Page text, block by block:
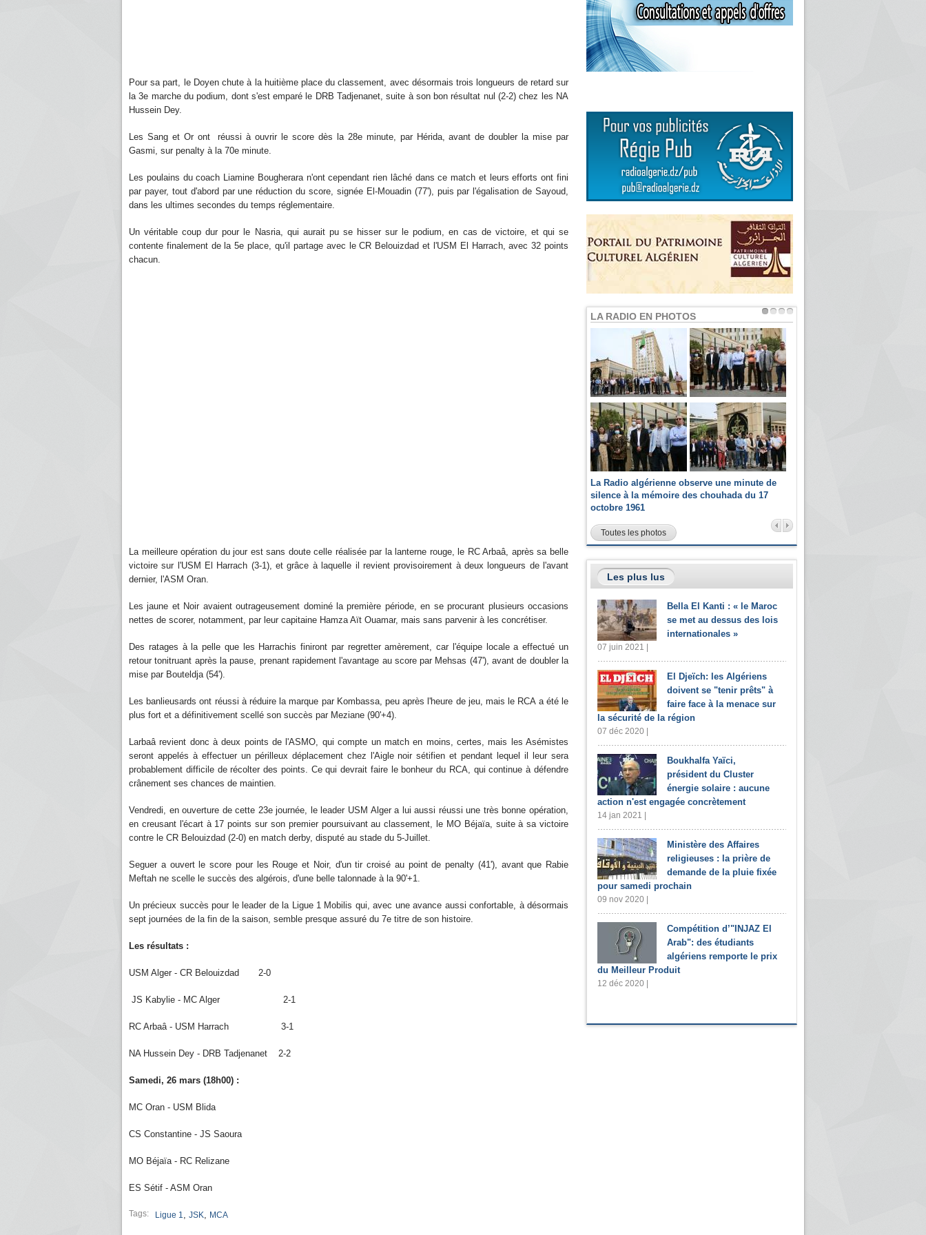
Pour sa part, le Doyen chute à la huitième place du classement, avec désormais trois longueurs de retard sur
la 3e marche du podium, dont s'est emparé le DRB Tadjenanet, suite à son bon résultat nul (2-2) chez les NA
Hussein Dey.
Les Sang et Or ont réussi à ouvrir le score dès la 28e minute, par Hérida, avant de doubler la mise par
Gasmi, sur penalty à la 70e minute.
Les poulains du coach Liamine Bougherara n'ont cependant rien lâché dans ce match et leurs efforts ont fini
par payer, tout d'abord par une réduction du score, signée El-Mouadin (77'), puis par l'égalisation de Sayoud,
dans les ultimes secondes du temps réglementaire.
Un véritable coup dur pour le Nasria, qui aurait pu se hisser sur le podium, en cas de victoire, et qui se
contente finalement de la 5e place, qu'il partage avec le CR Belouizdad et l'USM El Harrach, avec 32 points
chacun.
La meilleure opération du jour est sans doute celle réalisée par la lanterne rouge, le RC Arbaâ, après sa belle
victoire sur l'USM El Harrach (3-1), et grâce à laquelle il revient provisoirement à deux longueurs de l'avant
dernier, l'ASM Oran.
Les jaune et Noir avaient outrageusement dominé la première période, en se procurant plusieurs occasions
nettes de scorer, notamment, par leur capitaine Hamza Aït Ouamar, mais sans parvenir à les concrétiser.
Des ratages à la pelle que les Harrachis finiront par regretter amèrement, car l'équipe locale a effectué un
retour tonitruant après la pause, prenant rapidement l'avantage au score par Mehsas (47'), avant de doubler la
mise par Bouteldja (54').
Les banlieusards ont réussi à réduire la marque par Kombassa, peu après l'heure de jeu, mais le RCA a été le
plus fort et a définitivement scellé son succès par Meziane (90'+4).
Larbaâ revient donc à deux points de l'ASMO, qui compte un match en moins, certes, mais les Asémistes
seront appelés à effectuer un périlleux déplacement chez l'Aigle noir sétifien et pendant lequel il leur sera
probablement difficile de récolter des points. Ce qui devrait faire le bonheur du RCA, qui continue à défendre
crânement ses chances de maintien.
Vendredi, en ouverture de cette 23e journée, le leader USM Alger a lui aussi réussi une très bonne opération,
en creusant l'écart à 17 points sur son premier poursuivant au classement, le MO Béjaïa, suite à sa victoire
contre le CR Belouizdad (2-0) en match derby, disputé au stade du 5-Juillet.
Seguer a ouvert le score pour les Rouge et Noir, d'un tir croisé au point de penalty (41'), avant que Rabie
Meftah ne scelle le succès des algérois, d'une belle talonnade à la 90'+1.
Un précieux succès pour le leader de la Ligue 1 Mobilis qui, avec une avance aussi confortable, à désormais
sept journées de la fin de la saison, semble presque assuré du 7e titre de son histoire.
Les résultats :
USM Alger - CR Belouizdad 2-0
JS Kabylie - MC Alger 2-1
RC Arbaâ - USM Harrach 3-1
NA Hussein Dey - DRB Tadjenanet 2-2
Samedi, 26 mars (18h00) :
MC Oran - USM Blida
CS Constantine - JS Saoura
MO Béjaïa - RC Relizane
ES Sétif - ASM Oran
Tags: Ligue 1, JSK, MCA
LA RADIO EN PHOTOS
La Radio algérienne observe une minute de
silence à la mémoire des chouhada du 17
octobre 1961
Toutes les photos
Les plus lus
Bella El Kanti : « le Maroc
se met au dessus des lois
internationales »
07 juin 2021 |
El Djeïch: les Algériens
doivent se "tenir prêts" à
faire face à la menace sur
la sécurité de la région
07 déc 2020 |
Boukhalfa Yaïci,
président du Cluster
énergie solaire : aucune
action n'est engagée concrètement
14 jan 2021 |
Ministère des Affaires
religieuses : la prière de
demande de la pluie fixée
pour samedi prochain
09 nov 2020 |
Compétition d’"INJAZ El
Arab": des étudiants
algériens remporte le prix
du Meilleur Produit
12 déc 2020 |